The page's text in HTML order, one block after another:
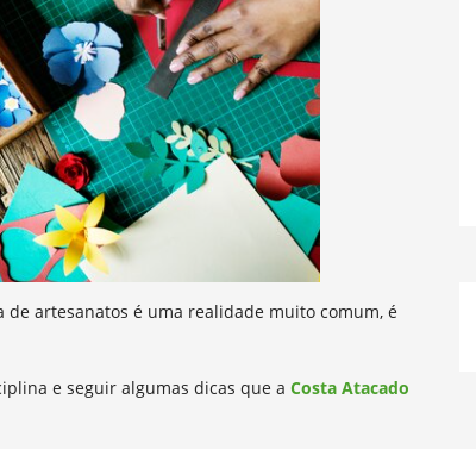
artesanatos é uma realidade muito comum, é
e seguir algumas dicas que a Costa Atacado